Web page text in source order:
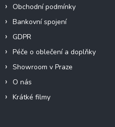
Obchodní podmínky
Bankovní spojení
GDPR
Péče o oblečení a doplňky
Showroom v Praze
O nás
Krátké filmy